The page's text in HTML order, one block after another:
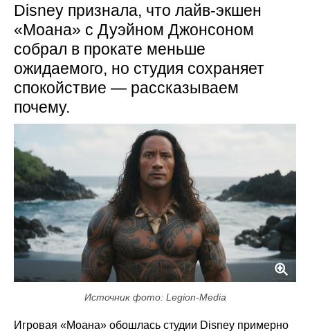
Disney признала, что лайв-экшен
«Моана» с Дуэйном Джонсоном
собрал в прокате меньше
ожидаемого, но студия сохраняет
спокойствие — рассказываем
почему.
Источник фото: Legion-Media
Игровая «Моана» обошлась студии Disney примерно